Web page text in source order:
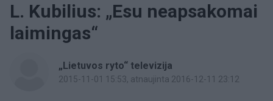
L. Kubilius: „Esu neapsakomai
laimingas“
„Lietuvos ryto“ televizija
2015-11-01 15:53, atnaujinta 2016-12-11 23:12